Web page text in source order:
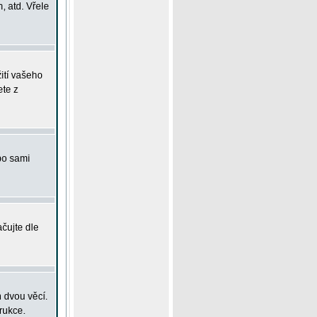
atd. Vřele
vašeho
z
sami
dle
dvou věcí.